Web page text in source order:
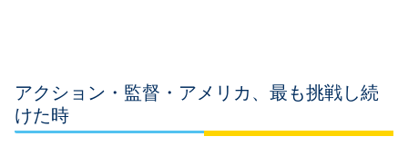
アクション・監督・アメリカ、最も挑戦し続
けた時